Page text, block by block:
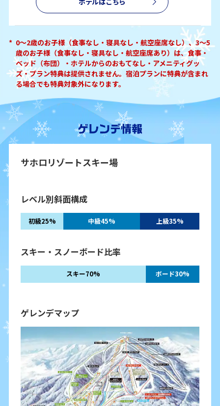
* 0～2歳のお子様（食事なし・寝具なし・航空座席なし）、3～5
歳のお子様（食事なし・寝具なし・航空座席あり）は、食事・
ベッド（布団）・ホテルからのおもてなし・アメニティグッ
ズ・プラン特典は提供されません。宿泊プランに特典が含まれ
る場合でも特典対象外になります。
サホロリゾートスキー場
レベル別斜面構成
初級25% 中級45% 上級35%
スキー・スノーボード比率
スキー70% ボード30%
ゲレンデマップ